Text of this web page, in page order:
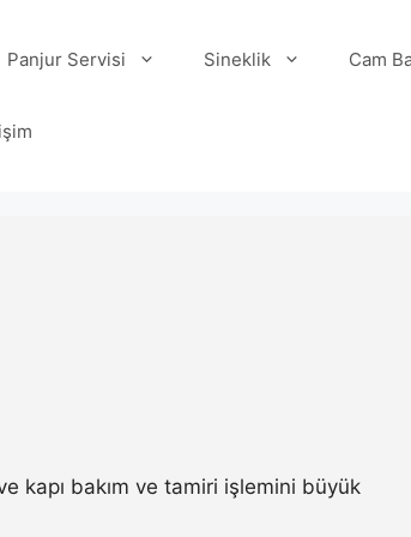
Panjur Servisi Sineklik Cam
kapı bakım ve tamiri işlemini büyük